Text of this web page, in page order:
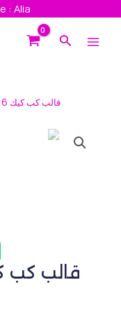
: Alia
Search
/ قالب كب كيك 6 عين سيلكون برندات